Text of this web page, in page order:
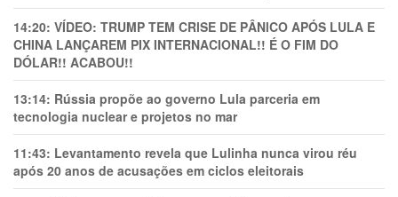
14:20: VÍDEO: TRUMP TEM CRlSE DE PÂNlCO APÓS LULA E
CHINA LANÇAREM PIX INTERNACIONAL!! É O FIM DO
DÓLAR!! ACABOU!!
13:14: Rússia propõe ao governo Lula parceria em
tecnologia nuclear e projetos no mar
11:43: Levantamento revela que Lulinha nunca virou réu
após 20 anos de acusações em ciclos eleitorais